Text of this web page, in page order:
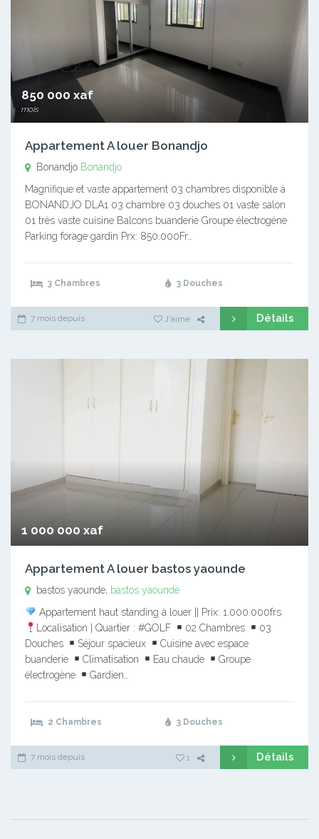
850 000 xaf
mois
Appartement A louer Bonandjo
Bonandjo Bonandjo
Magnifique et vaste appartement 03 chambres disponible à
BONANDJO DLA1 03 chambre 03 douches 01 vaste salon
01 très vaste cuisine Balcons buanderie Groupe électrogène
Parking forage gardin Prx: 850.000Fr…
3 Chambres 3 Douches
7 mois depuis J'aime Détails
1 000 000 xaf
Appartement A louer bastos yaounde
bastos yaounde, bastos yaounde
Appartement haut standing à louer || Prix: 1.000.000frs
Localisation | Quartier : #GOLF
02 Chambres
03
Douches
Séjour spacieux
Cuisine avec espace
buanderie
Climatisation Eau chaude
Groupe
électrogène
Gardien…
2 Chambres 3 Douches
7 mois depuis 1 Détails